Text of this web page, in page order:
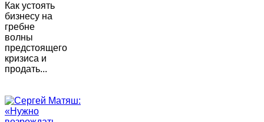
Как устоять
бизнесу на
гребне
волны
предстоящего
кризиса и
продать...